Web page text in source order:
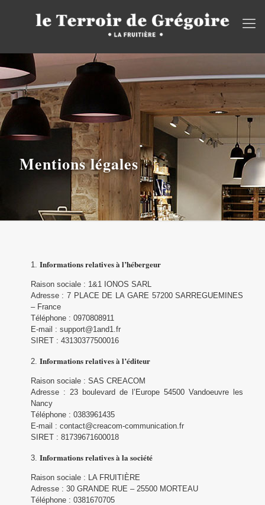
Mentions légales
Informations relatives à l’hébergeur
Raison sociale : 1&1 IONOS SARL
Adresse : 7 PLACE DE LA GARE 57200 SARREGUEMINES
– France
Téléphone : 0970808911
E-mail : support@1and1.fr
SIRET : 43130377500016
Informations relatives à l’éditeur
Raison sociale : SAS CREACOM
Adresse : 23 boulevard de l’Europe 54500 Vandoeuvre les
Nancy
Téléphone : 0383961435
E-mail : contact@creacom-communication.fr
SIRET : 81739671600018
Informations relatives à la société
Raison sociale : LA FRUITIÈRE
Adresse : 30 GRANDE RUE – 25500 MORTEAU
Téléphone : 0381670705